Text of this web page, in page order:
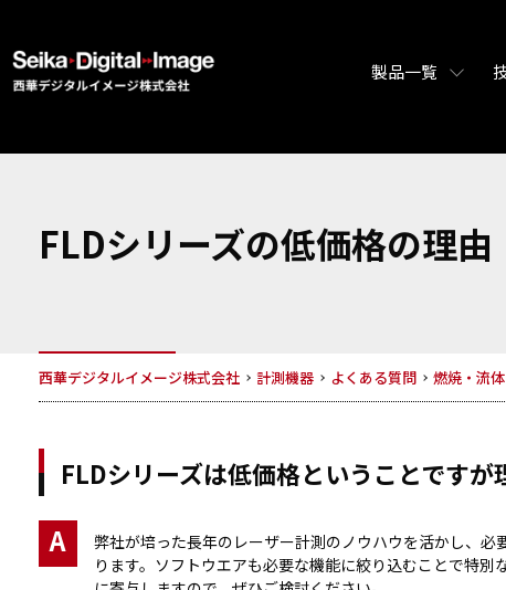
製品一覧
西華デジタルイメージ株式会社 計測機器 よくある質問 燃焼・流
FLDシリーズの低価格の理由
FLDシリーズは低価格ということですが
A
弊社が培った長年のレーザー計測のノウハウを活かし、
ります。ソフトウエアも必要な機能に絞り込むことで特